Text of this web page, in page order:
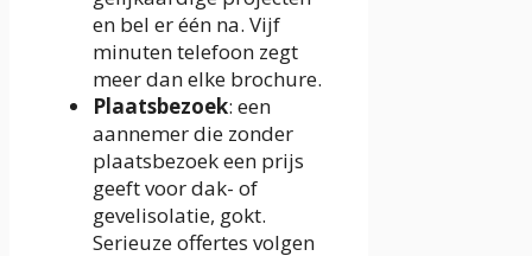
en bel er één na. Vijf
minuten telefoon zegt
meer dan elke brochure.
Plaatsbezoek: een
aannemer die zonder
plaatsbezoek een prijs
geeft voor dak- of
gevelisolatie, gokt.
Serieuze offertes volgen